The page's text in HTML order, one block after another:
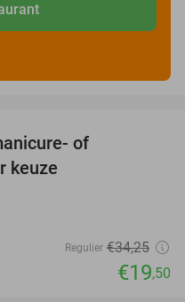
of
keuze
Regulier €34,25
€19,50